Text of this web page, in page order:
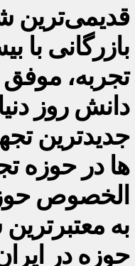
بازرگانی با
تجربه،
دانش روز
جدیدترین
ها در حوزه
الخصوص
به
حوزه در